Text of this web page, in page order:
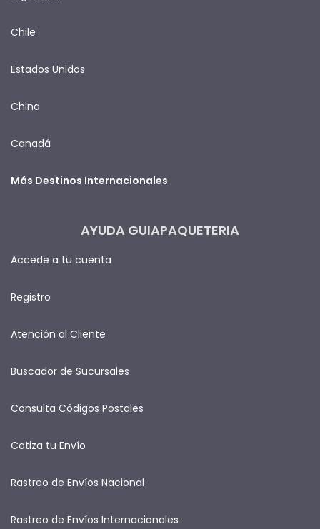
Chile
Estados Unidos
China
Canadá
Más Destinos Internacionales
AYUDA GUIAPAQUETERIA
Accede a tu cuenta
Registro
Atención al Cliente
Buscador de Sucursales
Consulta Códigos Postales
Cotiza tu Envío
Rastreo de Envíos Nacional
Rastreo de Envíos Internacionales